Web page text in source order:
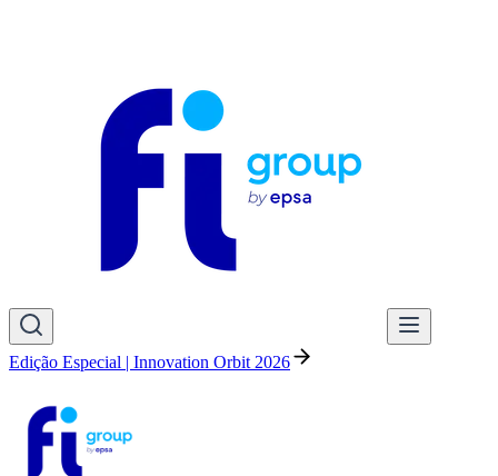
Edição Especial | Innovation Orbit 2026